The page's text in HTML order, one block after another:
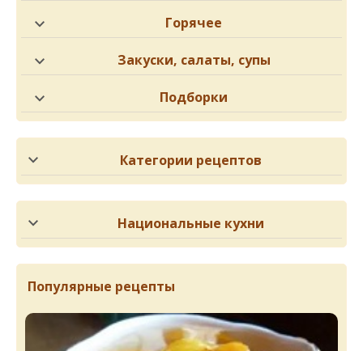
Горячее
Закуски, салаты, супы
Подборки
Категории рецептов
Национальные кухни
Популярные рецепты